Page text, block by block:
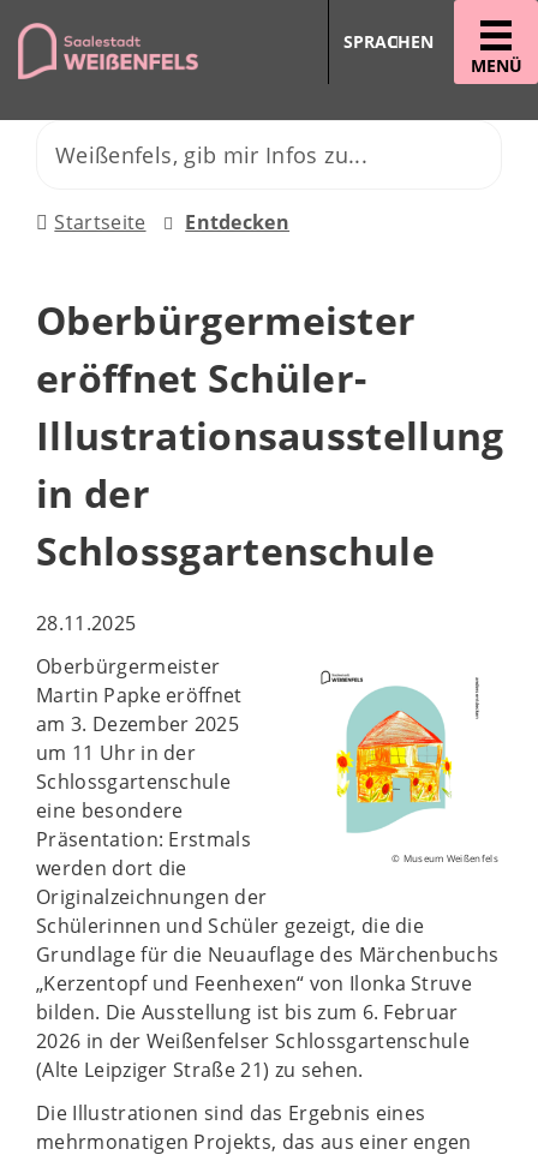
MENÜ
SPRACHEN
Startseite Entdecken
Oberbürgermeister
eröffnet Schüler-
Illustrationsausstellung
in der
Schlossgartenschule
28.11.2025
© Museum Weißenfels
Oberbürgermeister
Martin Papke eröffnet
am 3. Dezember 2025
um 11 Uhr in der
Schlossgartenschule
eine besondere
Präsentation: Erstmals
werden dort die
Originalzeichnungen der
Schülerinnen und Schüler gezeigt, die die
Grundlage für die Neuauflage des Märchenbuchs
„Kerzentopf und Feenhexen“ von Ilonka Struve
bilden. Die Ausstellung ist bis zum 6. Februar
2026 in der Weißenfelser Schlossgartenschule
(Alte Leipziger Straße 21) zu sehen.
Die Illustrationen sind das Ergebnis eines
mehrmonatigen Projekts, das aus einer engen